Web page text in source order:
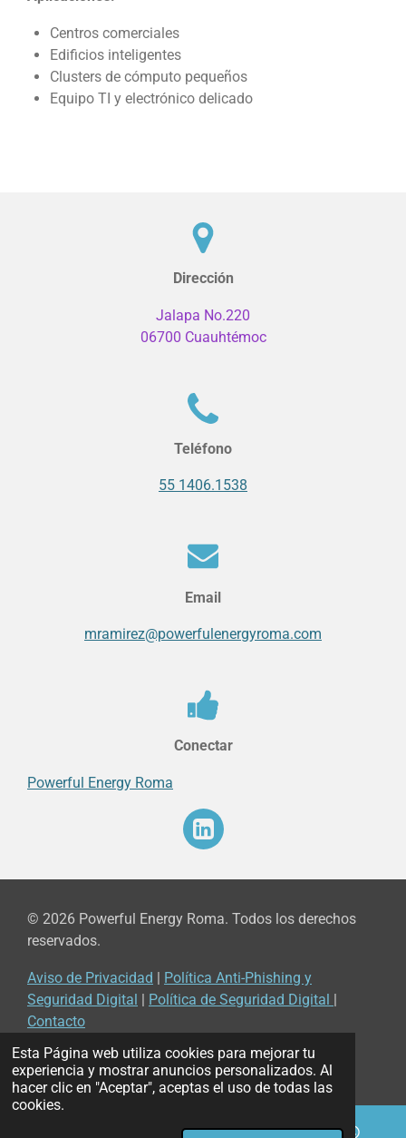
Esta Página web utiliza cookies para mejorar tu
experiencia y mostrar anuncios personalizados. Al
hacer clic en "Aceptar", aceptas el uso de todas las
cookies.
Centros comerciales
Edificios inteligentes
Clusters de cómputo pequeños
Equipo TI y electrónico delicado
Dirección
Jalapa No.220
06700 Cuauhtémoc
Teléfono
55 1406.1538
Email
mramirez@powerfulenergyroma.com
Conectar
Powerful Energy Roma
© 2026 Powerful Energy Roma. Todos los derechos
reservados.
Aviso de Privacidad | Política Anti-Phishing y
Seguridad Digital | Política de Seguridad Digital |
Contacto
Con la tecnología deWebador